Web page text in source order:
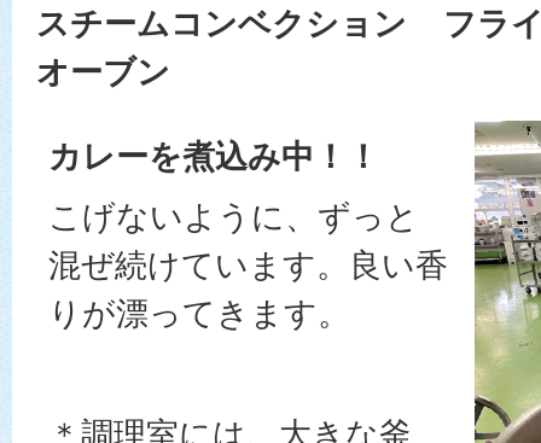
スチームコンベクション
オーブン
フラ
カレーを煮込み中！！
こげないように、ずっと
混ぜ続けています。良い香
りが漂ってきます。
＊調理室には、大きな釜